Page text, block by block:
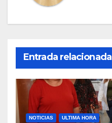
Entrada relacionada
NOTICIAS ULTIMA HORA